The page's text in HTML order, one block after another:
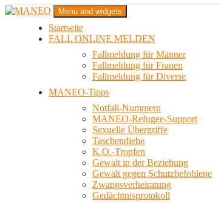
Zum
MANEO
Das schwule Anti-Gewalt-Projekt in Berlin
Menu and widgets
Startseite
FALL ONLINE MELDEN
Fallmeldung für Männer
Fallmeldung für Frauen
Fallmeldung für Diverse
MANEO-Tipps
Notfall-Nummern
MANEO-Refugee-Support
Sexuelle Übergriffe
Taschendiebe
K.O.-Tropfen
Gewalt in der Beziehung
Gewalt gegen Schutzbefohlene
Zwangsverheiratung
Gedächtnisprotokoll